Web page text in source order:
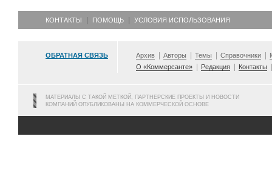
КОНТАКТЫ ПОМОЩЬ УСЛОВИЯ ИСПОЛЬЗОВАНИЯ
ОБРАТНАЯ СВЯЗЬ Архив Авторы Темы Справочники
О «Коммерсанте»
Редакция Контакты
МАТЕРИАЛЫ С ТАКОЙ МЕТКОЙ, ПАРТНЕРСКИЕ ПРОЕКТЫ И НОВОСТИ
КОМПАНИЙ ОПУБЛИКОВАНЫ НА КОММЕРЧЕСКОЙ ОСНОВЕ